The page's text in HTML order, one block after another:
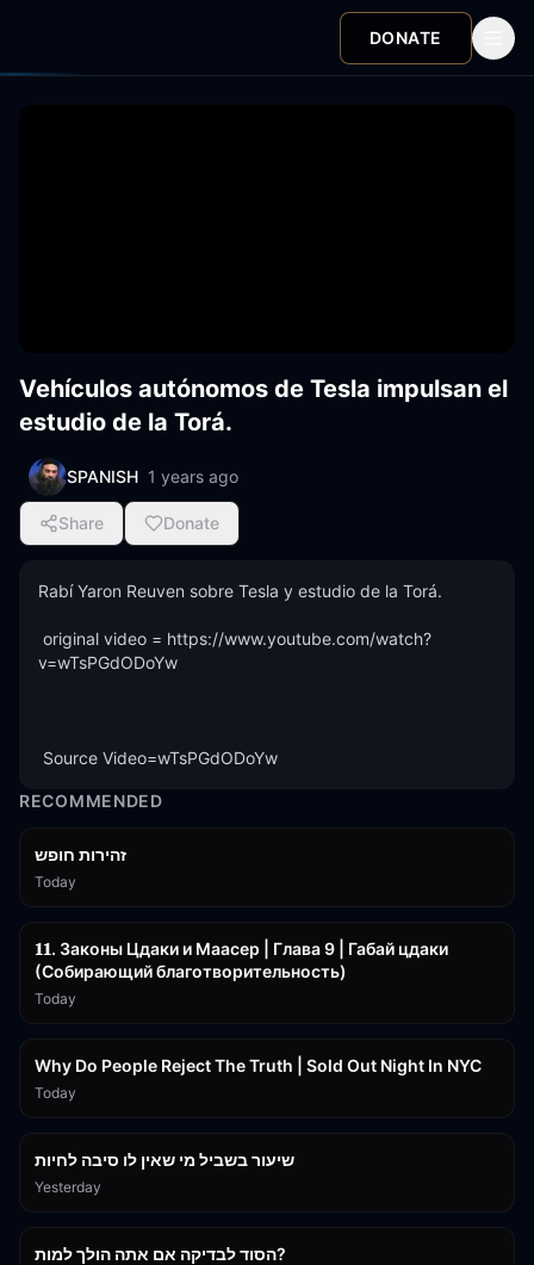
DONATE
Vehículos autónomos de Tesla impulsan el
estudio de la Torá.
SPANISH 1 years ago
Share Donate
Rabí Yaron Reuven sobre Tesla y estudio de la Torá.
v=wTsPGdODoYw
Source Video=wTsPGdODoYw
RECOMMENDED
זהירות חופש
Today
𝟏𝟏. Законы Цдаки и Маасер | Глава 9 | Габай цдаки
(Собирающий благотворительность)
Today
Why Do People Reject The Truth | Sold Out Night In NYC
Today
שיעור בשביל מי שאין לו סיבה לחיות
Yesterday
הסוד לבדיקה אם אתה הולך למות?